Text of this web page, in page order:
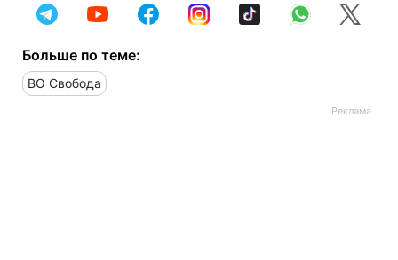
Больше по теме:
ВО Свобода